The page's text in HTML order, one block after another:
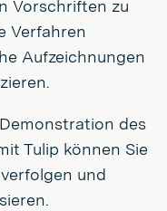
Vorschriften zu
Verfahren
Aufzeichnungen
des
Tulip können Sie
und